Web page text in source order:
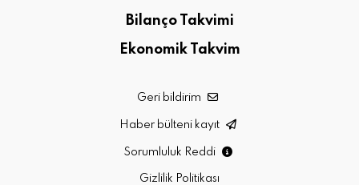
Bilanço Takvimi
Ekonomik Takvim
Geri bildirim
Haber bülteni kayıt
Sorumluluk Reddi
Gizlilik Politikası